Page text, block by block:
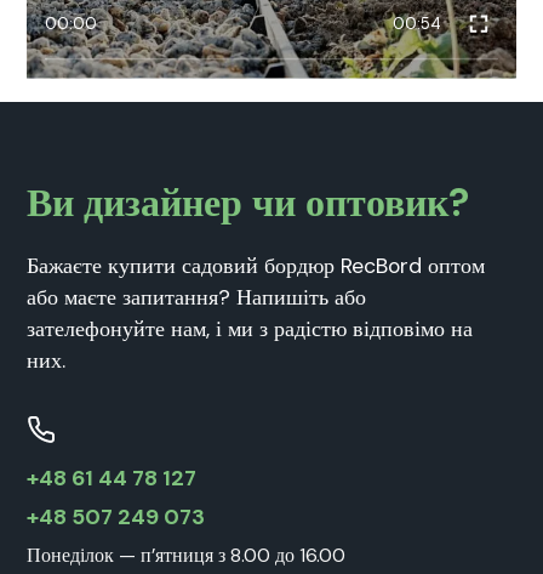
00:00 00:54
Ви дизайнер чи оптовик?
Бажаєте купити садовий бордюр RecBord оптом
або маєте запитання? Напишіть або
зателефонуйте нам, і ми з радістю відповімо на
них.
+48 61 44 78 127
+48 507 249 073
Понеділок — п’ятниця з 8.00 до 16.00